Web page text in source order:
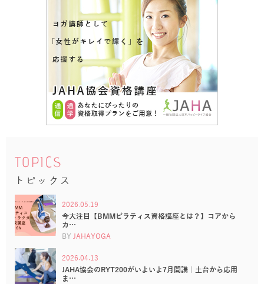
TOPICS
トピックス
2026.05.19
今大注目【BMMピラティス資格講座とは？】コアから
カ…
BY JAHAYOGA
2026.04.13
JAHA協会のRYT200がいよいよ7月開講｜土台から応用
ま…